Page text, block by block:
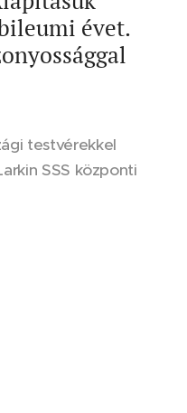
évet.
testvérekkel
SSS központi